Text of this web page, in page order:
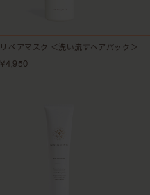
リペアマスク ＜洗い流すヘアパック＞
¥4,950